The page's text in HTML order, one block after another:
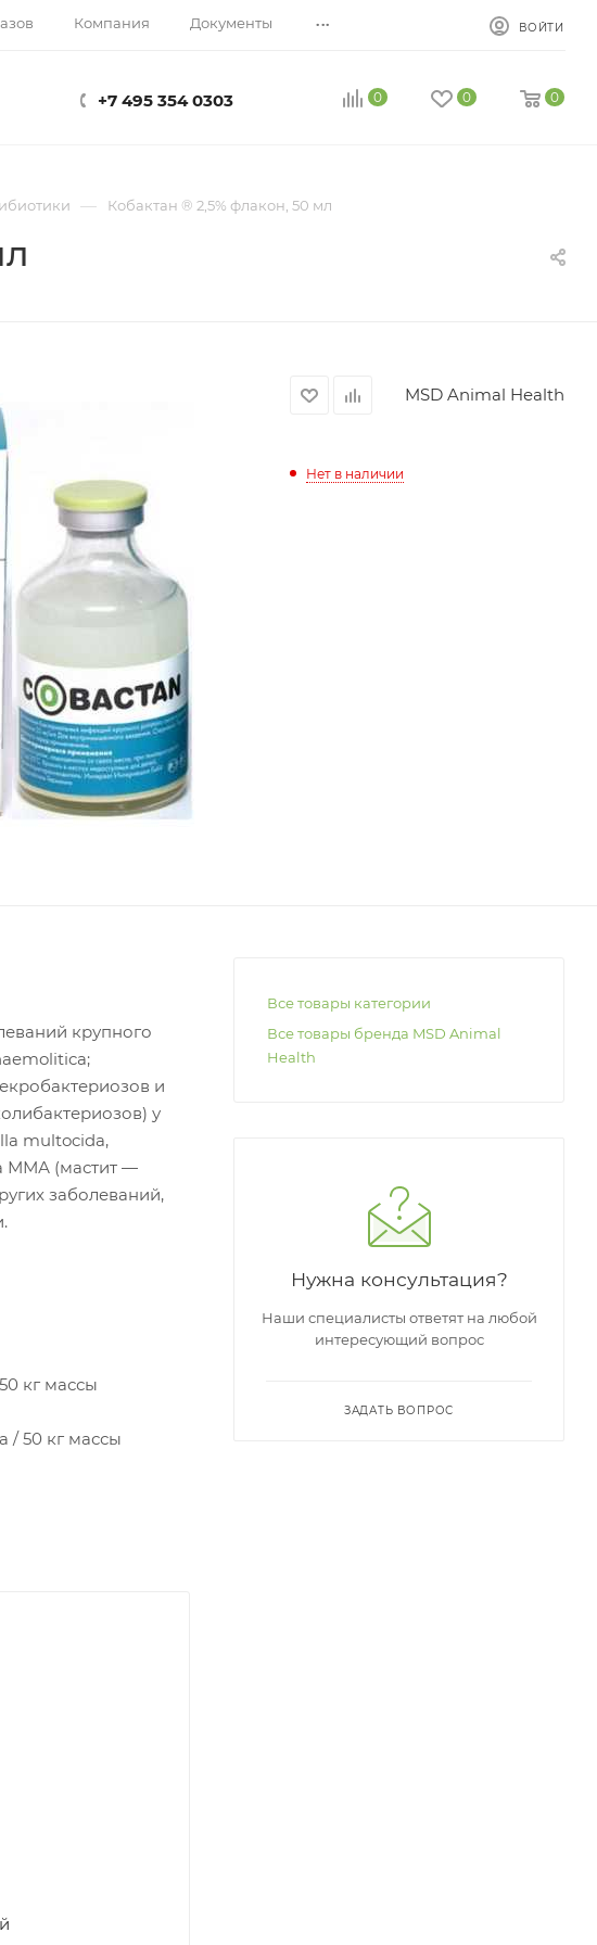
Компания Документы ... ВОЙТИ
+7 495 354 0303 0 0 0
— Кобактан ® 2,5% флакон, 50 мл
MSD Animal Health
Нет в наличии
крупного
и
у
multocida,
ММА (мастит —
заболеваний,
кг массы
/ 50 кг массы
Все товары категории
Все товары бренда MSD Animal
Health
Нужна консультация?
Наши специалисты ответят на любой
интересующий вопрос
ЗАДАТЬ ВОПРОС